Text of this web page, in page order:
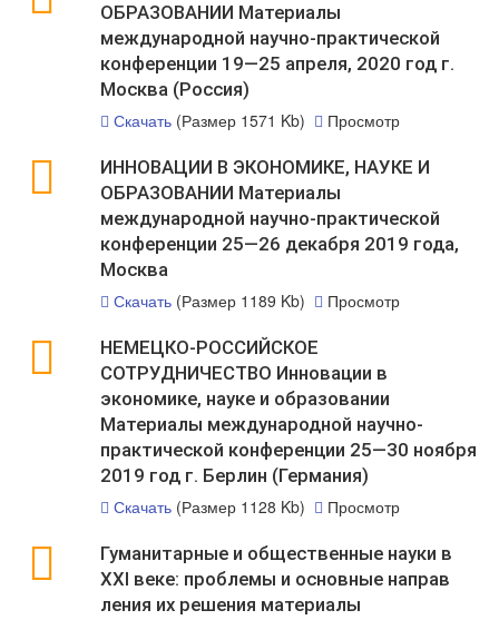
ОБРАЗОВАНИИ Материалы
международной научно-практической
конференции 19—25 апреля, 2020 год г.
Москва (Россия)
Скачать(Размер 1571 Kb) Просмотр
ИННОВАЦИИ В ЭКОНОМИКЕ, НАУКЕ И
ОБРАЗОВАНИИ Материалы
международной научно-практической
конференции 25—26 декабря 2019 года,
Москва
Скачать(Размер 1189 Kb) Просмотр
НЕМЕЦКО-РОССИЙСКОЕ
СОТРУДНИЧЕСТВО Инновации в
экономике, науке и образовании
Материалы международной научно-
практической конференции 25—30 ноября
2019 год г. Берлин (Германия)
Скачать(Размер 1128 Kb) Просмотр
Гуманитарные и общественные науки в
XXI веке: проблемы и основные направ
ления их решения материалы